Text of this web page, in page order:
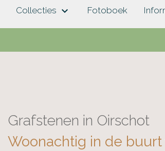
Collecties keyboard_arrow_down Fotoboek
Grafstenen in Oirschot
Woonachtig in de buurt